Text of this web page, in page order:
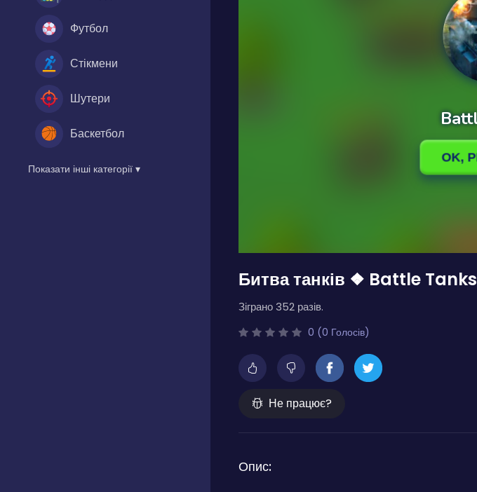
Футбол
Стікмени
Шутери
Баскетбол
Показати інші категорії ▾
Битва танків ❖ Battle Tanks
Зіграно 352 разів.
0 (0 Голосів)
Не працює?
Опис: